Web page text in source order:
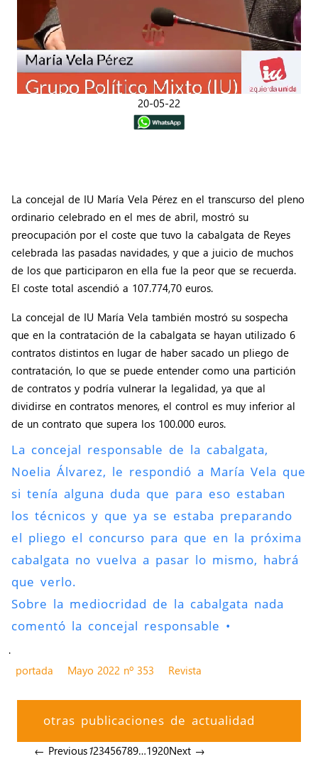
20-05-22
La concejal de IU María Vela Pérez en el transcurso del pleno
ordinario celebrado en el mes de abril, mostró su
preocupación por el coste que tuvo la cabalgata de Reyes
celebrada las pasadas navidades, y que a juicio de muchos
de los que participaron en ella fue la peor que se recuerda.
El coste total ascendió a 107.774,70 euros.
La concejal de IU María Vela también mostró su sospecha
que en la contratación de la cabalgata se hayan utilizado 6
contratos distintos en lugar de haber sacado un pliego de
contratación, lo que se puede entender como una partición
de contratos y podría vulnerar la legalidad, ya que al
dividirse en contratos menores, el control es muy inferior al
de un contrato que supera los 100.000 euros.
La concejal responsable de la cabalgata,
Noelia Álvarez, le respondió a María Vela que
si tenía alguna duda que para eso estaban
los técnicos y que ya se estaba preparando
el pliego el concurso para que en la próxima
cabalgata no vuelva a pasar lo mismo, habrá
que verlo.
Sobre la mediocridad de la cabalgata nada
comentó la concejal responsable •
.
portada
Mayo 2022 nº 353 Revista
otras publicaciones de actualidad
← Previous123456789…1920Next →